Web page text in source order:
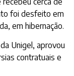
foi desfeito em
em hibernação.
Unigel, aprovou
contratuais e